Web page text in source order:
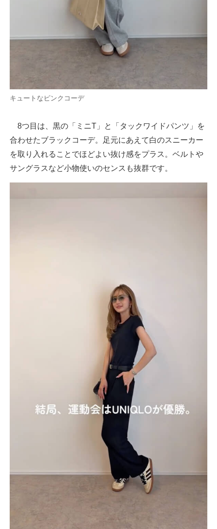
キュートなピンクコーデ
8つ目は、黒の「ミニT」と「タックワイドパンツ」を
合わせたブラックコーデ。足元にあえて白のスニーカー
を取り入れることでほどよい抜け感をプラス。ベルトや
サングラスなど小物使いのセンスも抜群です。